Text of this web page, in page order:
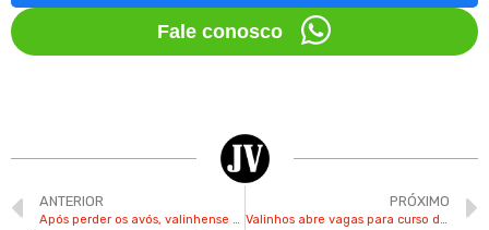
Fale conosco
ANTERIOR
Após perder os avós, valinhense realiza sonho de atuar no teatro
PRÓXIMO
Valinhos abre vagas para curso de apoio a mulheres vítimas de violência